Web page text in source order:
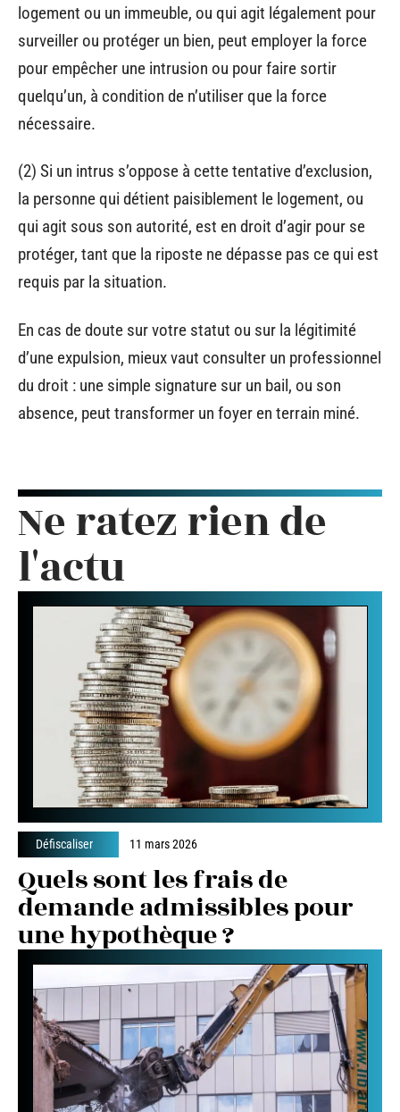
logement ou un immeuble, ou qui agit légalement pour
surveiller ou protéger un bien, peut employer la force
pour empêcher une intrusion ou pour faire sortir
quelqu’un, à condition de n’utiliser que la force
nécessaire.
(2) Si un intrus s’oppose à cette tentative d’exclusion,
la personne qui détient paisiblement le logement, ou
qui agit sous son autorité, est en droit d’agir pour se
protéger, tant que la riposte ne dépasse pas ce qui est
requis par la situation.
En cas de doute sur votre statut ou sur la légitimité
d’une expulsion, mieux vaut consulter un professionnel
du droit : une simple signature sur un bail, ou son
absence, peut transformer un foyer en terrain miné.
Ne ratez rien de
l'actu
Défiscaliser 11 mars 2026
Quels sont les frais de
demande admissibles pour
une hypothèque ?